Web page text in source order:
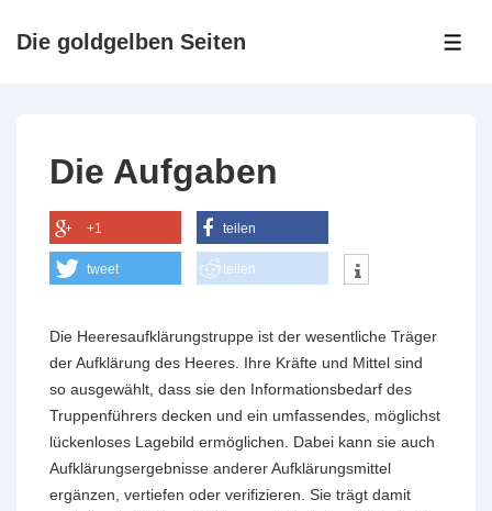
ZumDie goldgelben Seiten
Die Aufgaben
+1 teilen
tweet teilen
Die Heeresaufklärungstruppe ist der wesentliche Träger
der Aufklärung des Heeres. Ihre Kräfte und Mittel sind
so ausgewählt, dass sie den Informationsbedarf des
Truppenführers decken und ein umfassendes, möglichst
lückenloses Lagebild ermöglichen. Dabei kann sie auch
Aufklärungsergebnisse anderer Aufklärungsmittel
ergänzen, vertiefen oder verifizieren. Sie trägt damit